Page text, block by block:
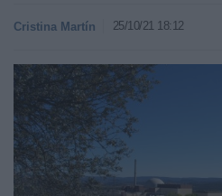
Cristina Martín 25/10/21 18:12